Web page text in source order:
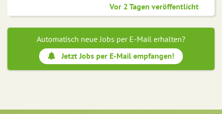
Vor 2 Tagen veröffentlicht
Automatisch neue Jobs per E-Mail erhalten?
Jetzt Jobs per E-Mail empfangen!